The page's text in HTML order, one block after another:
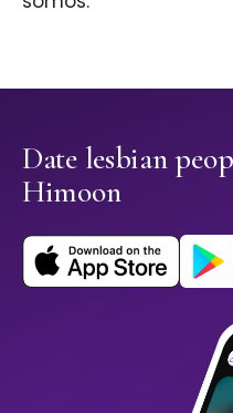
Date lesbian
Himoon